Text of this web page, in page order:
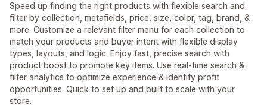
Speed up finding the right products with flexible search and
filter by collection, metafields, price, size, color, tag, brand, &
more. Customize a relevant filter menu for each collection to
match your products and buyer intent with flexible display
types, layouts, and logic. Enjoy fast, precise search with
product boost to promote key items. Use real-time search &
filter analytics to optimize experience & identify profit
opportunities. Quick to set up and built to scale with your
store.